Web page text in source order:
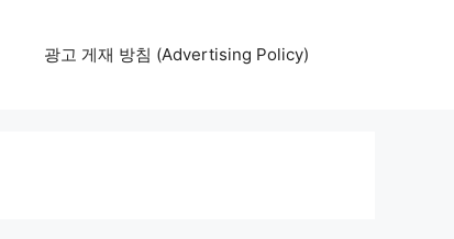
광고 게재 방침 (Advertising Policy)